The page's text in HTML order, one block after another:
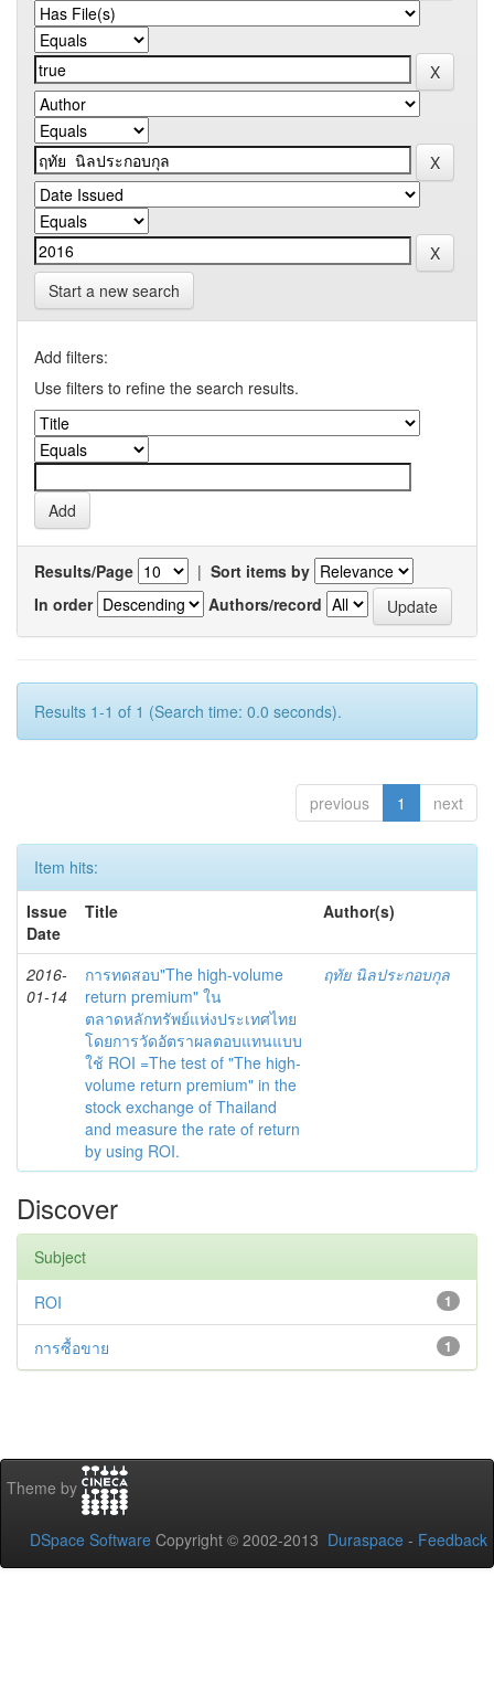
Start a new search
Add filters:
Use filters to refine the search results.
Results/Page | Sort items by
In order
Authors/record
Results 1-1 of 1 (Search time: 0.0 seconds).
previous 1 next
Item hits:
Issue
Date
Title Author(s)
2016-
01-14
การทดสอบ"The high-volume
return premium" ใน
ตลาดหลักทรัพย์แห่งประเทศไทย
โดยการวัดอัตราผลตอบแทนแบบ
ใช้ ROI =The test of "The high-
volume return premium" in the
stock exchange of Thailand
and measure the rate of return
by using ROI.
ฤทัย นิลประกอบกุล
Discover
Subject
1
ROI
1
การซื้อขาย
Theme by
DSpace Software Copyright © 2002-2013 Duraspace - Feedback